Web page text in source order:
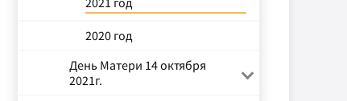
2020 год
День Матери 14 октября
2021г.